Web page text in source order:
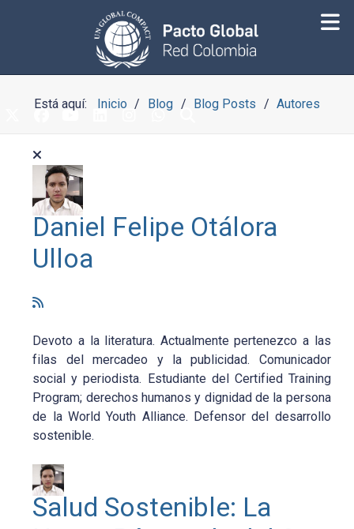
Está aquí: Inicio Blog Blog Posts Autores
Daniel Felipe Otálora
Ulloa
Devoto a la literatura. Actualmente pertenezco a las
filas del mercadeo y la publicidad. Comunicador
social y periodista. Estudiante del Certified Training
Program; derechos humanos y dignidad de la persona
de la World Youth Alliance. Defensor del desarrollo
sostenible.
Salud Sostenible: La